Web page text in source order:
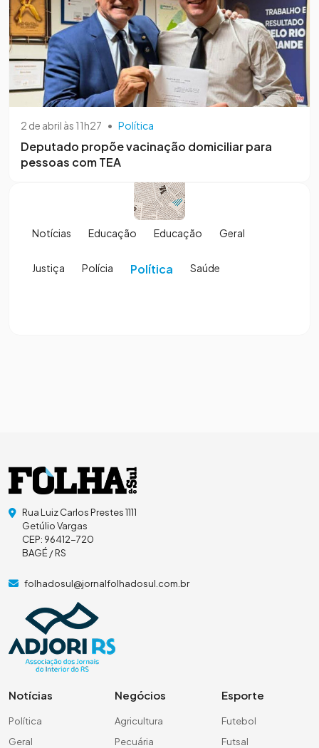
2 de abril às 11h27 • Política
Deputado propõe vacinação domiciliar para
pessoas com TEA
Notícias Educação Educação Geral
Justiça Polícia Política Saúde
Rua Luiz Carlos Prestes 1111
Getúlio Vargas
CEP: 96412-720
BAGÉ / RS
folhadosul@jornalfolhadosul.com.br
Notícias
Política
Geral
Negócios
Agricultura
Pecuária
Esporte
Futebol
Futsal